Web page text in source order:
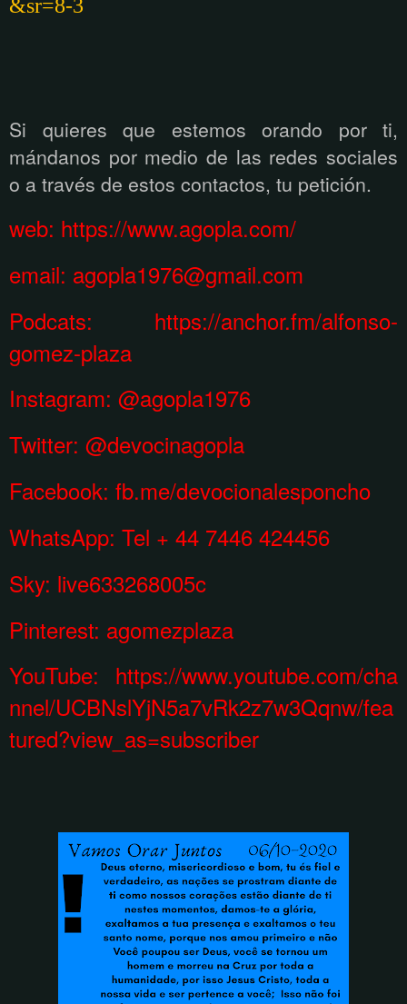
&sr=8-3
Si quieres que estemos orando por ti,
mándanos por medio de las redes sociales
o a través de estos contactos, tu petición.
web: https://www.agopla.com/
email: agopla1976@gmail.com
Podcats: https://anchor.fm/alfonso-
gomez-plaza
Instagram: @agopla1976
Twitter: @devocinagopla
Facebook: fb.me/devocionalesponcho
WhatsApp: Tel + 44 7446 424456
Sky: live633268005c
Pinterest: agomezplaza
YouTube: https://www.youtube.com/cha
nnel/UCBNslYjN5a7vRk2z7w3Qqnw/fea
tured?view_as=subscriber